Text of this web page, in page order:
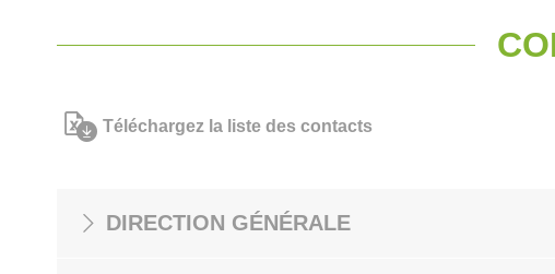
Téléchargez la liste des contacts
DIRECTION GÉNÉRALE